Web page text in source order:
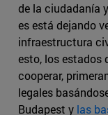
de la ciudadanía
es está dejando
infraestructura
esto, los estados
cooperar,
legales
Budapest y las